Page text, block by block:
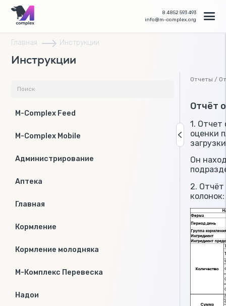
8 4852 593 493
info@m-complex.org
Главная Инструкции
Инструкции
M-Complex Feed
M-Complex Mobile
Администрирование
Аптека
Главная
Кормление
Кормление молодняка
М-Комплекс Перевеска
Надои
Отчеты /
Отчёт
1. Отчет
оценки
Он
2.
колонок: